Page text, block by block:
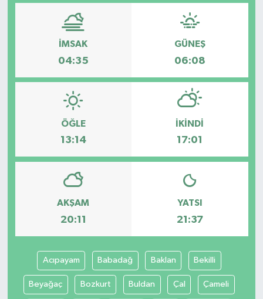
İMSAK
04:35
GÜNEŞ
06:08
ÖĞLE
13:14
İKINDI
17:01
AKŞAM
20:11
YATSI
21:37
Acıpayam Babadağ Baklan Bekilli
Beyağaç Bozkurt Buldan Çal Çameli